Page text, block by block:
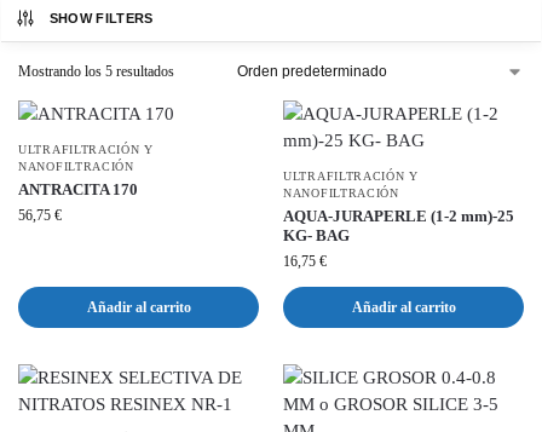
SHOW FILTERS
Mostrando los 5 resultados
ULTRAFILTRACIÓN Y
NANOFILTRACIÓN
ANTRACITA 170
56,75 €
Añadir al carrito
ULTRAFILTRACIÓN Y
NANOFILTRACIÓN
AQUA-JURAPERLE (1-2 mm)-25
KG- BAG
16,75 €
Añadir al carrito